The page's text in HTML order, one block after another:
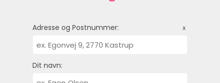
Adresse og Postnummer: x
Dit navn: